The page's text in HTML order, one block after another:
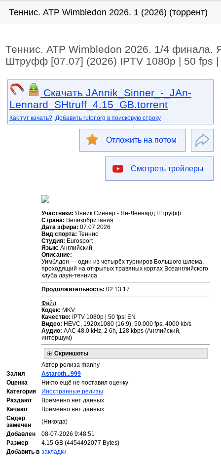
Теннис. ATP Wimbledon 2026. 1 (2026) (торрент)
Теннис. ATP Wimbledon 2026. 1/4 финала.
Штруфф [07.07] (2026) IPTV 1080р | 50 fps |
Скачать JAnnik_Sinner_-_JAn-
Lennard_SHtruff_4.15_GB.torrent
Как тут качать? Добавить rutor.org в поисковую строку
Отложить на потом
Смотреть трейлеры
Участники: Янник Синнер - Ян-Леннард Штруфф
Страна: Великобритания
Дата эфира: 07.07.2026
Вид спорта: Теннис
Студия: Eurosport
Язык: Английский
Описание:
Уимблдон — один из четырёх турниров Большого шлема,
проходящий на открытых травяных кортах Всеанглийского
клуба лаун-тенниса.
Продолжительность: 02:13:17
Файл
Кодек: MKV
Качество:
IPTV 1080р | 50 fps| EN
Видео: HEVC, 1920x1080 (16:9), 50.000 fps, 4000 kb/s
Аудио: ААС 48.0 kHz, 2 6h, 128 kbps (Английский,
интершум)
Скриншоты
Автор релиза manhy
Залил
Astaroth...999
Оценка
Никто ещё не поставил оценку
Категория
Иностранные релизы
Раздают
Временно нет данных
Качают
Временно нет данных
Сидер
замечен
(Никогда)
Добавлен
08-07-2026 9:48:51
Размер
4.15 GB (4454492077 Bytes)
Добавить в закладки